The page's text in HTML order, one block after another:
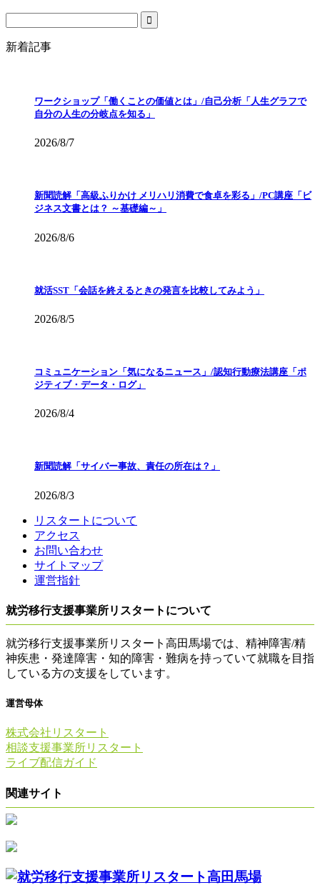
新着記事
ワークショップ「働くことの価値とは」/自己分析「人生グラフで
自分の人生の分岐点を知る」
2026/8/7
新聞読解「高級ふりかけ メリハリ消費で食卓を彩る」/PC講座「ビ
ジネス文書とは？ ～基礎編～」
2026/8/6
就活SST「会話を終えるときの発言を比較してみよう」
2026/8/5
コミュニケーション「気になるニュース」/認知行動療法講座「ポ
ジティブ・データ・ログ」
2026/8/4
新聞読解「サイバー事故、責任の所在は？」
2026/8/3
リスタートについて
アクセス
お問い合わせ
サイトマップ
運営指針
就労移行支援事業所リスタートについて
就労移行支援事業所リスタート高田馬場では、精神障害/精
神疾患・発達障害・知的障害・難病を持っていて就職を目指
している方の支援をしています。
運営母体
株式会社リスタート
相談支援事業所リスタート
ライブ配信ガイド
関連サイト